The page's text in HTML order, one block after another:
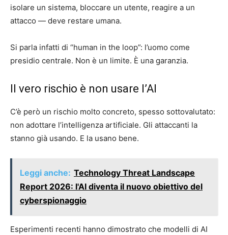
isolare un sistema, bloccare un utente, reagire a un
attacco — deve restare umana.
Si parla infatti di “human in the loop”: l’uomo come
presidio centrale. Non è un limite. È una garanzia.
Il vero rischio è non usare l’AI
C’è però un rischio molto concreto, spesso sottovalutato:
non adottare l’intelligenza artificiale. Gli attaccanti la
stanno già usando. E la usano bene.
Leggi anche: Technology Threat Landscape
Report 2026: l'AI diventa il nuovo obiettivo del
cyberspionaggio
Esperimenti recenti hanno dimostrato che modelli di AI